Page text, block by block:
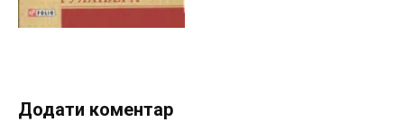
Додати коментар